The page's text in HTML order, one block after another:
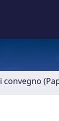
convegno